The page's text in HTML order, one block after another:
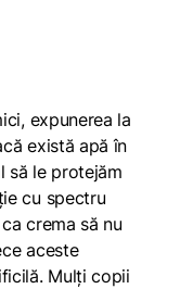
expunerea la
există apă în
să le protejăm
cu spectru
crema să nu
aceste
Mulți copii